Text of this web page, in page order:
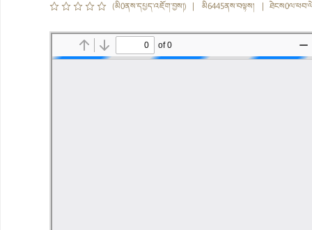
(མི0ནས་དཔྱད་འཇོག་བྱས།) | མི6445ནས་བལྟས། |